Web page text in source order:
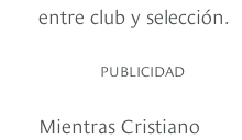
entre club y selección.
PUBLICIDAD
Mientras Cristiano